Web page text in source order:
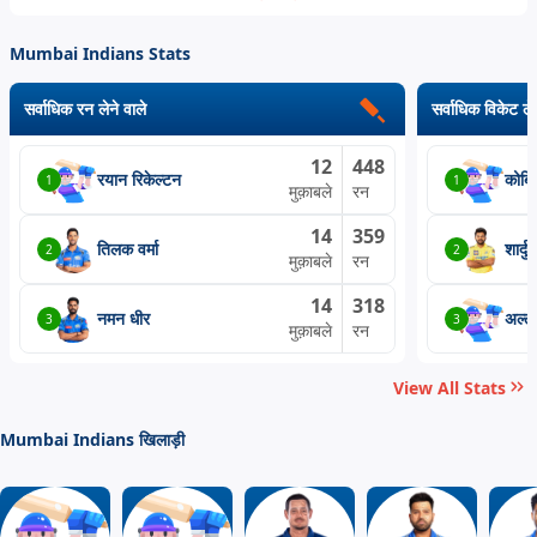
Mumbai Indians Stats
सर्वाधिक रन लेने वाले
1 रयान रिकेल्टन 12
मुक़ाबले
448
रन
2 तिलक वर्मा 14
मुक़ाबले
359
रन
3 नमन धीर 14
मुक़ाबले
318
रन
सर्वाधिक विकेट
1
2
3
View All Stats
Mumbai Indians खिलाड़ी